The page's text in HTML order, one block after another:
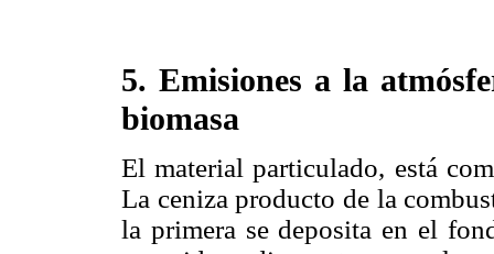
5. Emisiones a la
biomasa
El material particulado, está
La ceniza producto de la
la primera se deposita en el